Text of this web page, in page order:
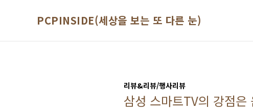
PCPINSIDE(세상을 보는 또 다른 눈)
리뷰&리뷰/행사리뷰
삼성 스마트TV의 강점